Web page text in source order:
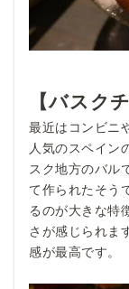
【バスク
最近はコンビニ
人気のスペイン
スク地方のバル
て作られたそう
るのが大きな特
さが感じられま
感が最高です。